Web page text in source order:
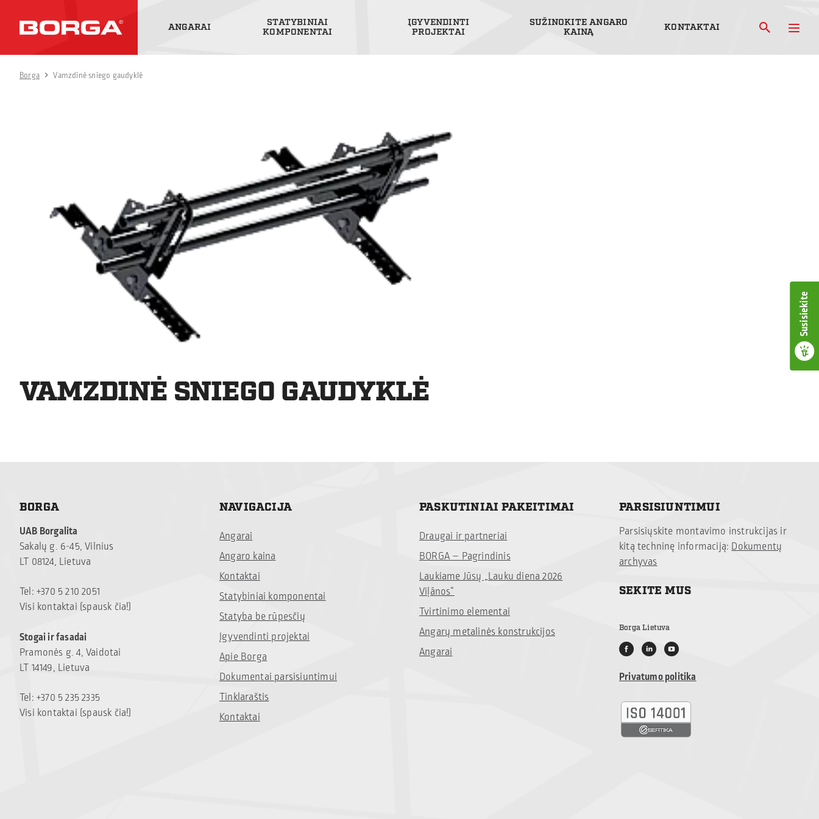
ANGARAI
STATYBINIAI
KOMPONENTAI
ĮGYVENDINTI
PROJEKTAI
SUŽINOKITE ANGARO
KAINĄ
KONTAKTAI
Susisiekite
Borga Vamzdinė sniego gaudyklė
VAMZDINĖ SNIEGO GAUDYKLĖ
BORGA
UAB Borgalita
Sakalų g. 6-45, Vilnius
LT 08124, Lietuva
Tel: +370 5 210 2051
Visi kontaktai (spausk čia!)
Stogai ir fasadai
Pramonės g. 4, Vaidotai
LT 14149, Lietuva
Tel: +370 5 235 2335
Visi kontaktai (spausk čia!)
NAVIGACIJA
Angarai
Angaro kaina
Kontaktai
Statybiniai komponentai
Statyba be rūpesčių
Įgyvendinti projektai
Apie Borga
Dokumentai parsisiuntimui
Tinklaraštis
Kontaktai
PASKUTINIAI PAKEITIMAI
Draugai ir partneriai
BORGA – Pagrindinis
Laukiame Jūsų „Lauku diena 2026
Viļānos“
Tvirtinimo elementai
Angarų metalinės konstrukcijos
Angarai
PARSISIUNTIMUI
Parsisiųskite montavimo instrukcijas ir
kitą techninę informaciją: Dokumentų
archyvas
SEKITE MUS
Borga Lietuva
Privatumo politika